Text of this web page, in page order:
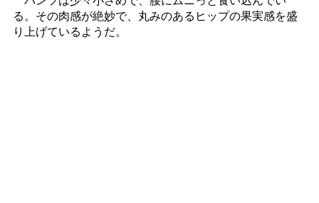
る。その肉感が絶妙で、丸みのあるヒップの果実感を盛
り上げているようだ。